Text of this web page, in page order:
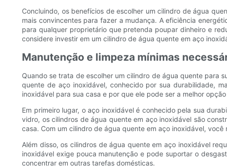
Concluindo, os benefícios de escolher um cilindro de água
mais convincentes para fazer a mudança. A eficiência
para qualquer proprietário que pretenda poupar dinheiro e
considere investir em um cilindro de água quente em aço
Manutenção e limpeza mínimas
Quando se trata de escolher um cilindro de água quente para
quente de aço inoxidável, conhecido por sua durabilidade,
inoxidável para sua casa e por que ele pode ser a melhor
Em primeiro lugar, o aço inoxidável é conhecido pela sua
vidro, os cilindros de água quente em aço inoxidável são
casa. Com um cilindro de água quente em aço inoxidável,
Além disso, os cilindros de água quente em aço inoxidável
inoxidável exige pouca manutenção e pode suportar o
concentrar em outras tarefas domésticas.